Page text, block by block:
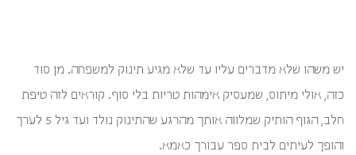
יש משהו שלא מדברים עליו עד שלא מגיע תינוק למשפחה. מן סוד
כזה, אולי מיתוס, שמעסיק אימהות טריות בלי סוף. קוראים לזה טיפת
חלב, הגוף הותיק שמלווה אותך מהרגע שהתינוק נולד ועד גיל 5 לערך
והופך לעיתים לבית ספר עבורך כאמא.